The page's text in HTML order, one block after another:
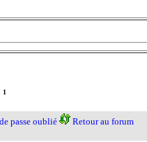
1
passe oublié Retour au forum